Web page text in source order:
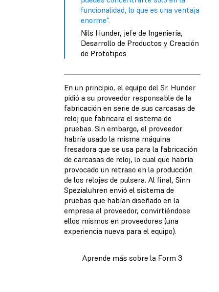
funcionalidad, lo que es una ventaja
enorme".
Nils Hunder, jefe de Ingeniería,
Desarrollo de Productos y Creación
de Prototipos
En un principio, el equipo del Sr. Hunder
pidió a su proveedor responsable de la
fabricación en serie de sus carcasas de
reloj que fabricara el sistema de
pruebas. Sin embargo, el proveedor
habría usado la misma máquina
fresadora que se usa para la fabricación
de carcasas de reloj, lo cual que habría
provocado un retraso en la producción
de los relojes de pulsera. Al final, Sinn
Spezialuhren envió el sistema de
pruebas que habían diseñado en la
empresa al proveedor, convirtiéndose
ellos mismos en proveedores (una
experiencia nueva para el equipo).
Aprende más sobre la Form 3